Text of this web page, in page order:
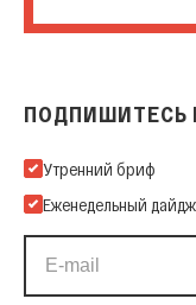
ПОДПИШИТЕСЬ
Подпишитесь на нашу
Утренний бриф
Еженедельный